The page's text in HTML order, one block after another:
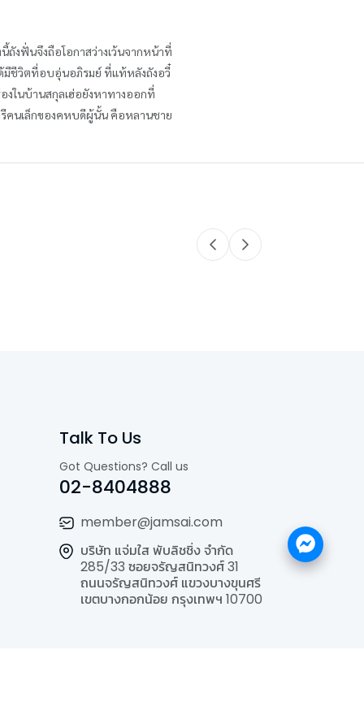
ถังฟั่นจึงถือโอกาสว่างเว้นจากหน้าที่
มีชีวิตที่อบอุ่นอภิรมย์ ที่แท้หลังถังอวี๋
งในบ้านสกุลเฮ่อยังหาทางออกที่
คนเล็กของคหบดีผู้นั้น คือหลานชาย
Talk To Us
Got Questions? Call us
02-8404888
member@jamsai.com
บริษัท แจ่มใส พับลิชชิ่ง จำกัด
285/33 ซอยจรัญสนิทวงศ์ 31
ถนนจรัญสนิทวงศ์ แขวงบางขุนศรี
เขตบางกอกน้อย กรุงเทพฯ 10700